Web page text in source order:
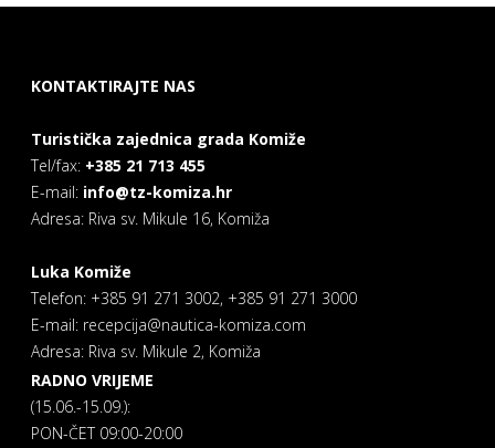
KONTAKTIRAJTE NAS
Turistička zajednica grada Komiže
Tel/fax: +385 21 713 455
E-mail: info@tz-komiza.hr
Adresa: Riva sv. Mikule 16, Komiža
Luka Komiže
Telefon: +385 91 271 3002, +385 91 271 3000
E-mail: recepcija@nautica-komiza.com
Adresa: Riva sv. Mikule 2, Komiža
RADNO VRIJEME
(15.06.-15.09.):
PON-ČET 09:00-20:00